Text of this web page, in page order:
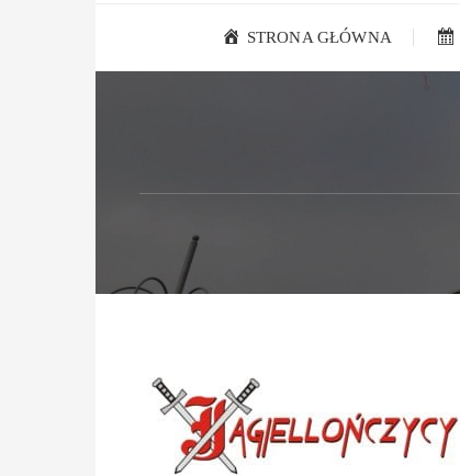
STRONA GŁÓWNA